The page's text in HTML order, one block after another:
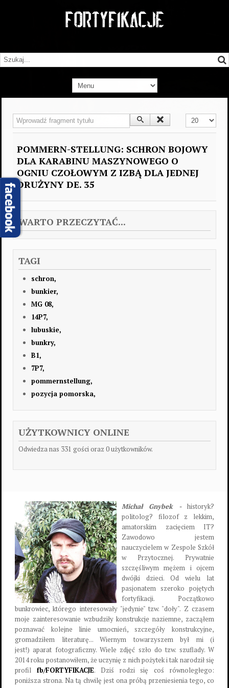
Wprowadź fragment tytułu Pokaż #
POMMERN-STELLUNG: SCHRON BOJOWY
DLA KARABINU MASZYNOWEGO O
OGNIU CZOŁOWYM Z IZBĄ DLA JEDNEJ
DRUŻYNY DE. 35
WARTO PRZECZYTAĆ...
TAGI
schron,
bunkier,
MG 08,
14P7,
lubuskie,
bunkry,
B1,
7P7,
pommernstellung,
pozycja pomorska,
UŻYTKOWNICY ONLINE
Odwiedza nas 331 gości oraz 0 użytkowników.
Michał Gnybek - historyk?
politolog? filozof z lekkim,
amatorskim zacięciem IT?
Zawodowo jestem
nauczycielem w Zespole Szkół
w Przytocznej. Prywatnie
szczęśliwym mężem i ojcem
dwójki dzieci. Od wielu lat
pasjonatem szeroko pojętych
fortyfikacji. Początkowo
bunkrowiec, którego interesowały "jedynie" tzw. "doły". Z czasem
moje zainteresowanie wzbudziły konstrukcje naziemne, zacząłem
poznawać kolejne linie umocnień, szczegóły konstrukcyjne,
gromadziłem literaturę... Wiernym towarzyszem był mi (i
jest!) aparat fotograficzny. Wiele zdjęć szło do tzw. szuflady. W
2014 roku postanowiłem, że uczynię z nich pożytek i tak narodził się
profil fb/FORTYFIKACJE. Dziś rodzi się coś równoległego:
poniższa strona. Na tą chwilę jest ona próbą przeniesienia tego, co